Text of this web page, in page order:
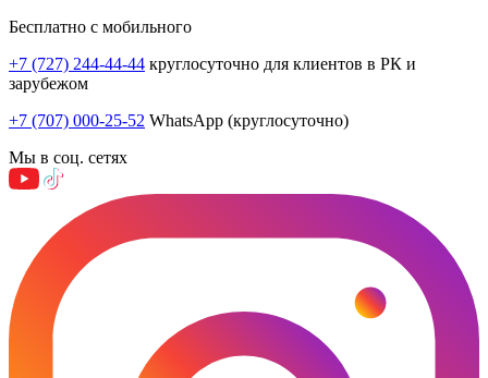
Бесплатно с мобильного
+7 (727) 244-44-44 круглосуточно для клиентов в РК и
зарубежом
+7 (707) 000-25-52 WhatsApp (круглосуточно)
Мы в соц. сетях